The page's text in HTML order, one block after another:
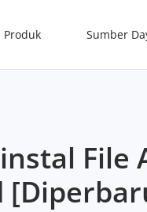
Produk Sumber
File